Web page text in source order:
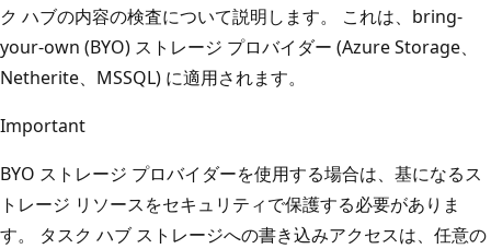
ク ハブの内容の検査について説明します。 これは、bring-
your-own (BYO) ストレージ プロバイダー (Azure Storage、
Netherite、MSSQL) に適用されます。
Important
BYO ストレージ プロバイダーを使用する場合は、基になるス
トレージ リソースをセキュリティで保護する必要がありま
す。 タスク ハブ ストレージへの書き込みアクセスは、任意の